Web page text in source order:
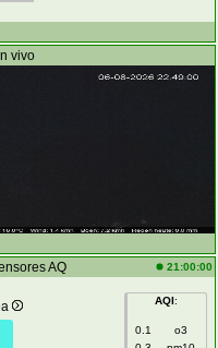
vivo
AQ 21:00:00
AQI:
0.1
o3